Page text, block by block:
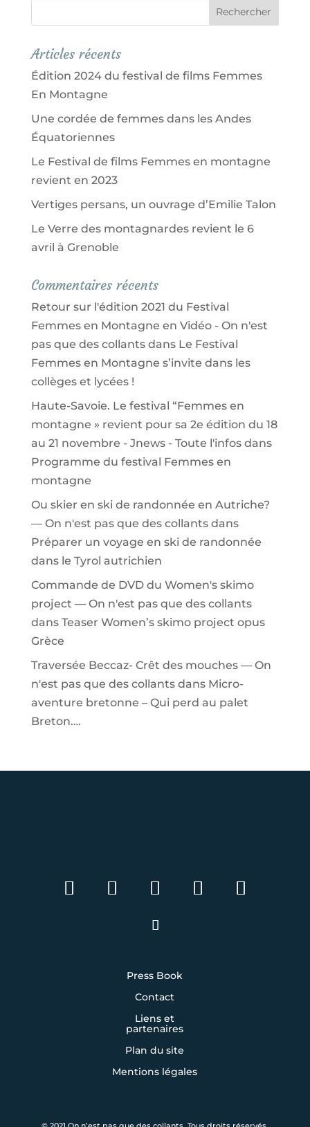
Articles récents
Édition 2024 du festival de films Femmes
En Montagne
Une cordée de femmes dans les Andes
Équatoriennes
Le Festival de films Femmes en montagne
revient en 2023
Vertiges persans, un ouvrage d’Emilie Talon
Le Verre des montagnardes revient le 6
avril à Grenoble
Commentaires récents
Retour sur l'édition 2021 du Festival
Femmes en Montagne en Vidéo - On n'est
pas que des collantsdans Le Festival
Femmes en Montagne s’invite dans les
collèges et lycées !
Haute-Savoie. Le festival “Femmes en
montagne » revient pour sa 2e édition du 18
au 21 novembre - Jnews - Toute l'infosdans
Programme du festival Femmes en
montagne
Ou skier en ski de randonnée en Autriche?
— On n'est pas que des collantsdans
Préparer un voyage en ski de randonnée
dans le Tyrol autrichien
Commande de DVD du Women's skimo
project — On n'est pas que des collants
dans Teaser Women’s skimo project opus
Grèce
Traversée Beccaz- Crêt des mouches — On
n'est pas que des collantsdans Micro-
aventure bretonne – Qui perd au palet
Breton….
Press Book
Contact
Liens et
partenaires
Plan du site
Mentions légales